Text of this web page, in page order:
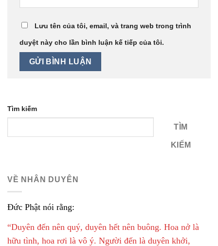
Lưu tên của tôi, email, và trang web trong trình
duyệt này cho lần bình luận kế tiếp của tôi.
Tìm kiếm
TÌM
KIẾM
VỀ NHÂN DUYÊN
Đức Phật nói rằng:
“Duyên đến nên quý, duyên hết nên buông. Hoa nở là
hữu tình, hoa rơi là vô ý. Người đến là duyên khởi,